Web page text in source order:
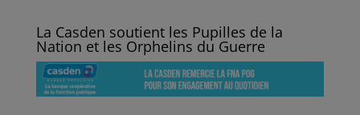
La Casden soutient les Pupilles de la
Nation et les Orphelins du Guerre